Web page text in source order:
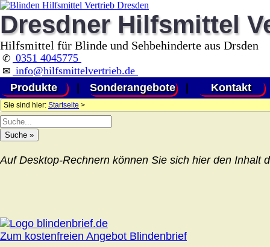
Dresdner Hilfsmittel
Hilfsmittel für Blinde und Sehbehinderte aus Drsden
✆ 0351 4045775
✉ info@hilfsmittelvertrieb.de
Produkte
Sonderangebote Kontakt
Sie sind hier: Startseite >
Auf Desktop-Rechnern können Sie sich hier den Inhalt
Zum kostenfreien Angebot Blindenbrief